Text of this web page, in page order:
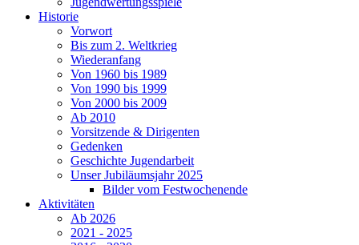
Historie
Vorwort
Bis zum 2. Weltkrieg
Wiederanfang
Von 1960 bis 1989
Von 1990 bis 1999
Von 2000 bis 2009
Ab 2010
Vorsitzende & Dirigenten
Gedenken
Geschichte Jugendarbeit
Unser Jubiläumsjahr 2025
Bilder vom Festwochenende
Aktivitäten
Ab 2026
2021 - 2025